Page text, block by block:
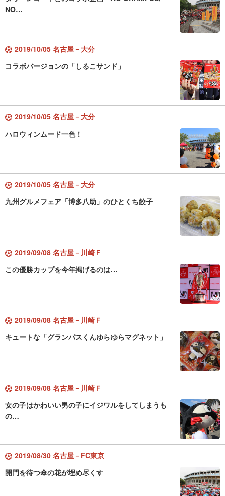
NO…
2019/10/05 名古屋－大分
コラボバージョンの「しるこサンド」
2019/10/05 名古屋－大分
ハロウィンムード一色！
2019/10/05 名古屋－大分
九州グルメフェア「博多八助」のひとくち餃子
2019/09/08 名古屋－川崎Ｆ
この優勝カップを今年掲げるのは…
2019/09/08 名古屋－川崎Ｆ
キュートな「グランパスくんゆらゆらマグネット」
2019/09/08 名古屋－川崎Ｆ
女の子はかわいい男の子にイジワルをしてしまうも
の…
2019/08/30 名古屋－FC東京
開門を待つ傘の花が埋め尽くす